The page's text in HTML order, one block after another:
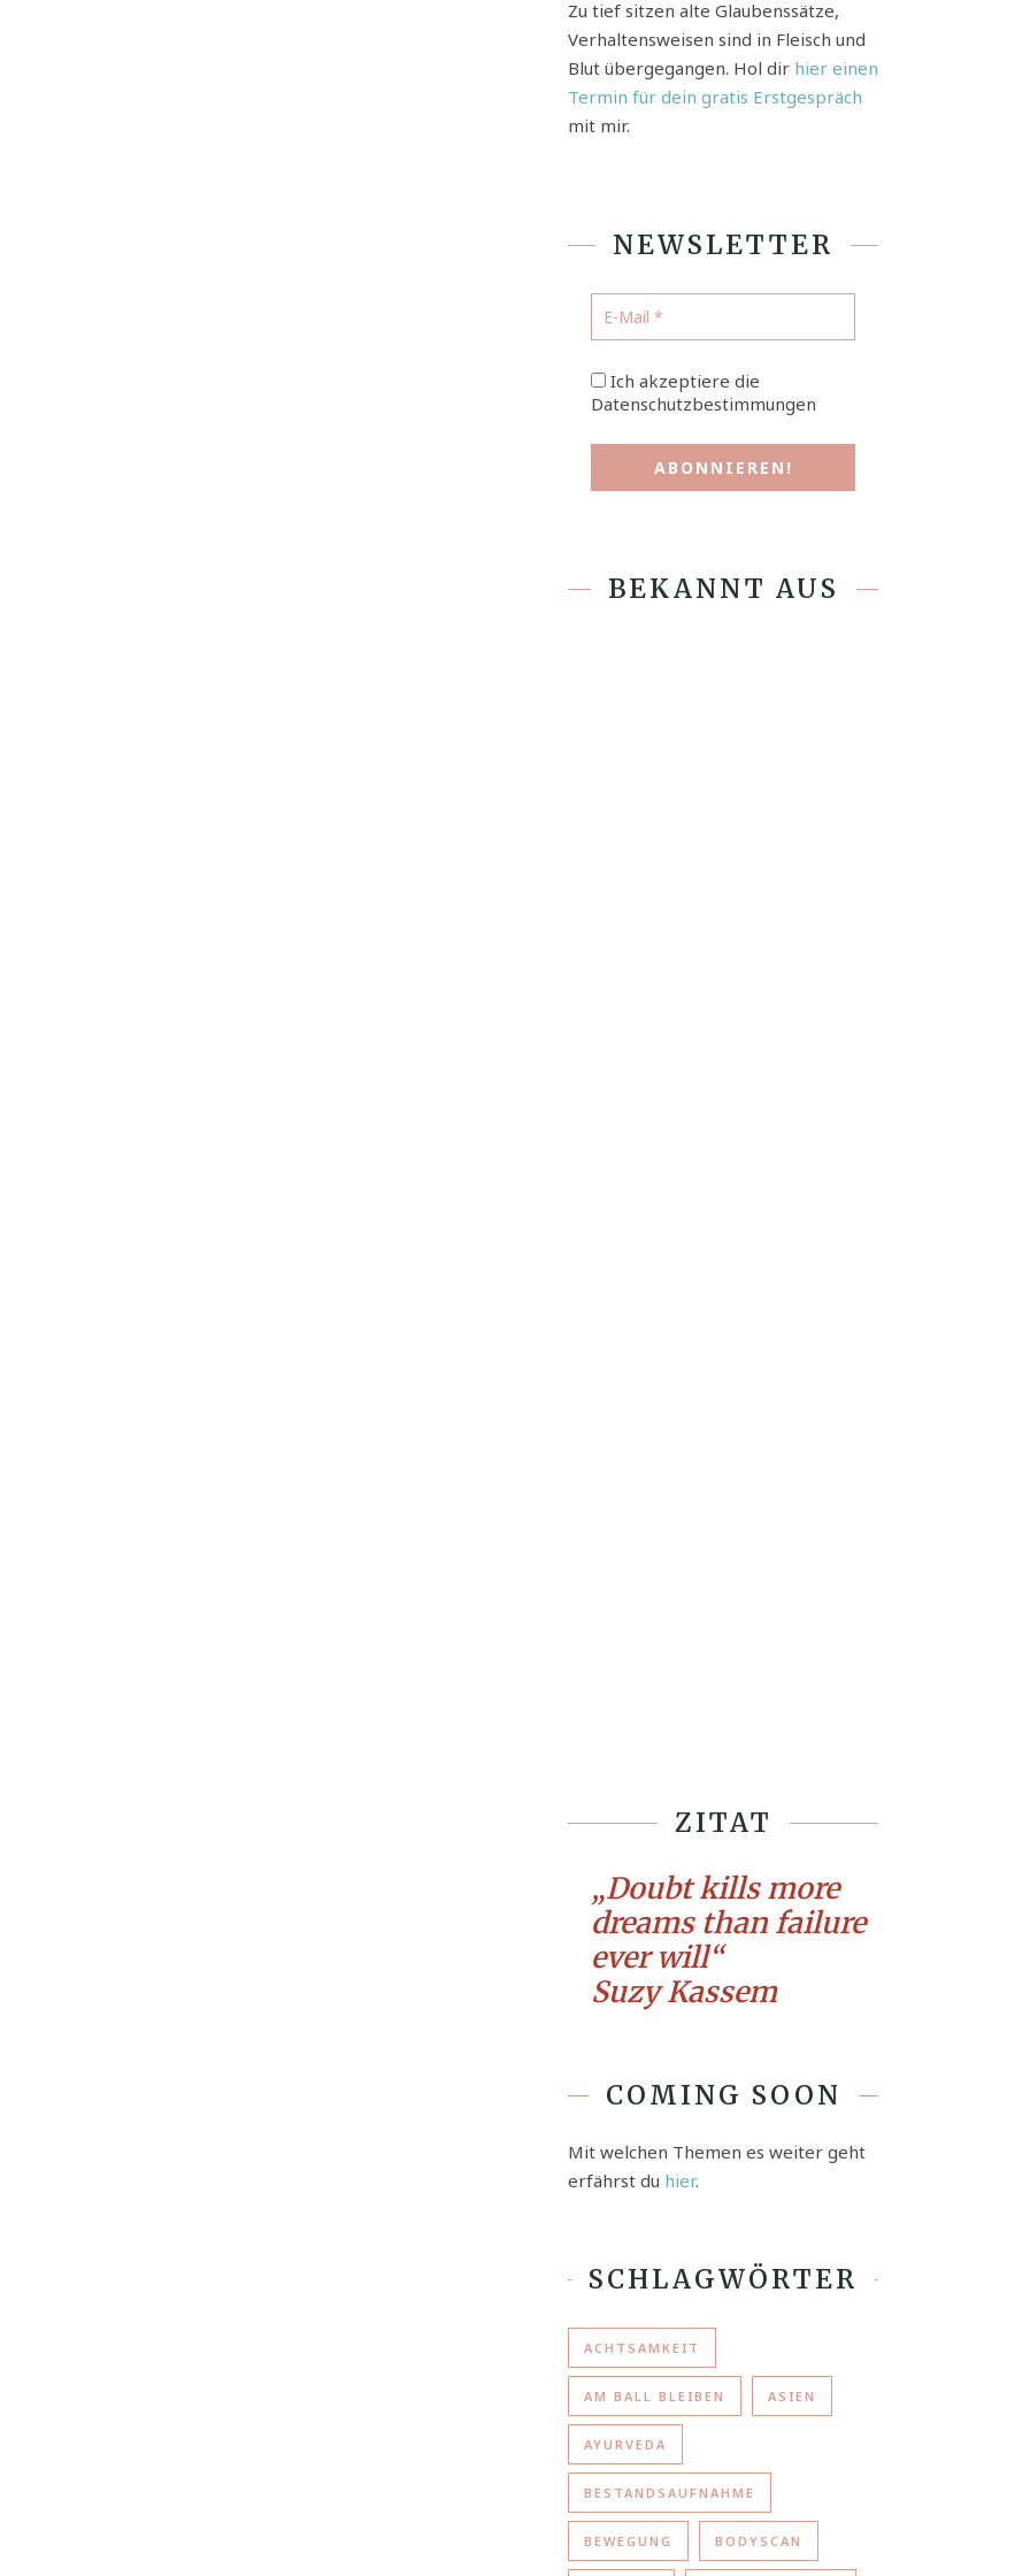
Zu tief sitzen alte Glaubenssätze,
Verhaltensweisen sind in Fleisch und
Blut übergegangen. Hol dir hier einen
Termin für dein gratis Erstgespräch
mit mir.
NEWSLETTER
Ich akzeptiere die
Datenschutzbestimmungen
BEKANNT AUS
ZITAT
„Doubt kills more
dreams than failure
ever will“
Suzy Kassem
COMING SOON
Mit welchen Themen es weiter geht
erfährst du hier.
SCHLAGWÖRTER
ACHTSAMKEIT
AM BALL BLEIBEN ASIEN
AYURVEDA
BESTANDSAUFNAHME
BEWEGUNG BODYSCAN